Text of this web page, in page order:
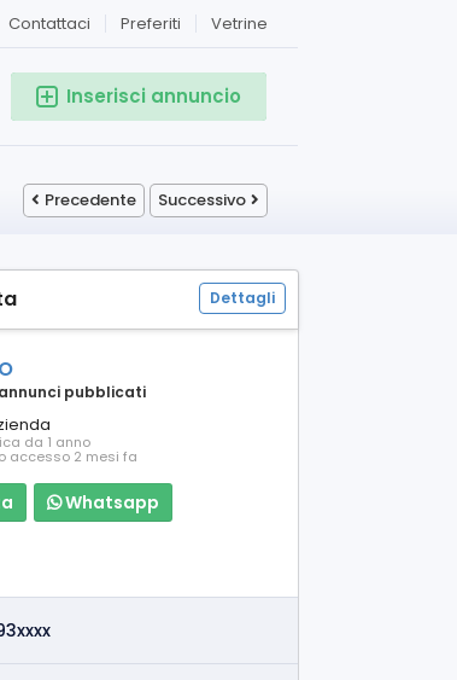
Vetrine
Preferiti
Contattaci
Inserisci annuncio
Precedente
Successivo
Dettagli
pubblicati
da 1 anno
accesso 2 mesi fa
Whatsapp